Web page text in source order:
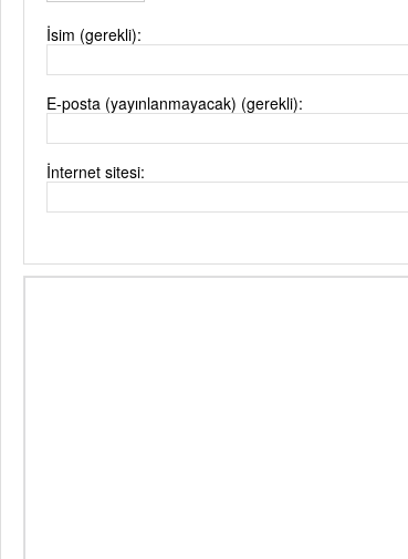
İsim (gerekli):
E-posta (yayınlanmayacak) (gerekli):
İnternet sitesi: